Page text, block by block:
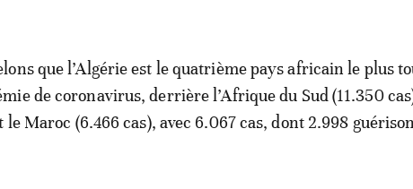
que l’Algérie est le quatrième pays africain le plus
de coronavirus, derrière l’Afrique du Sud (11.350
le Maroc (6.466 cas), avec 6.067 cas, dont 2.998